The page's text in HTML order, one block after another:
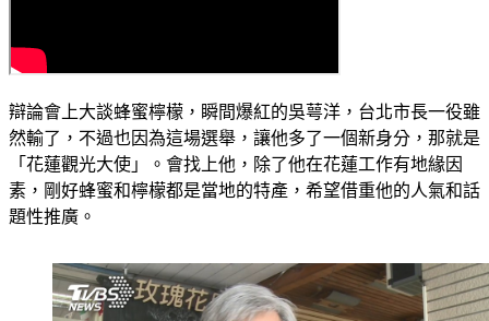
辯論會上大談蜂蜜檸檬，瞬間爆紅的吳萼洋，台北市長一役雖
然輸了，不過也因為這場選舉，讓他多了一個新身分，那就是
「花蓮觀光大使」。會找上他，除了他在花蓮工作有地緣因
素，剛好蜂蜜和檸檬都是當地的特產，希望借重他的人氣和話
題性推廣。